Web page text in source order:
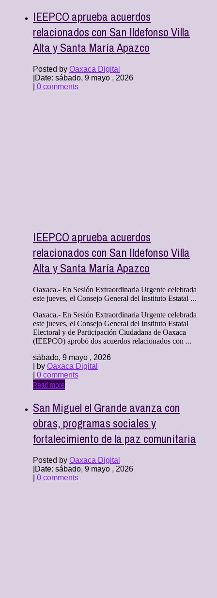
IEEPCO aprueba acuerdos
relacionados con San Ildefonso Villa
Alta y Santa María Apazco
Posted by Oaxaca Digital
Date: sábado, 9 mayo , 2026
0 comments
IEEPCO aprueba acuerdos
relacionados con San Ildefonso Villa
Alta y Santa María Apazco
Oaxaca.- En Sesión Extraordinaria Urgente celebrada
este jueves, el Consejo General del Instituto Estatal ...
Oaxaca.- En Sesión Extraordinaria Urgente celebrada
este jueves, el Consejo General del Instituto Estatal
Electoral y de Participación Ciudadana de Oaxaca
(IEEPCO) aprobó dos acuerdos relacionados con ...
sábado, 9 mayo , 2026
| by Oaxaca Digital
0 comments
Read more
San Miguel el Grande avanza con
obras, programas sociales y
fortalecimiento de la paz comunitaria
Posted by Oaxaca Digital
Date: sábado, 9 mayo , 2026
0 comments